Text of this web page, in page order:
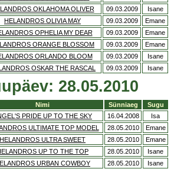
OKLAHOMA OLIVER 09.03.2009
Isane
HELANDROS OLIVIA MAY 09.03.2009
Emane
OPHELIA MY DEAR 09.03.2009
Emane
ORANGE BLOSSOM 09.03.2009
Emane
ORLANDO BLOOM 09.03.2009
Isane
OSKAR THE RASCAL 09.03.2009 Isane
28.05.2010
Nimi Sünniaeg
Sugu
PRIDE UP TO THE SKY 16.04.2008
Isa
ULTIMATE TOP MODEL 28.05.2010
Emane
HELANDROS ULTRA SWEET 28.05.2010
Emane
UP TO THE TOP 28.05.2010
Isane
URBAN COWBOY 28.05.2010 Isane